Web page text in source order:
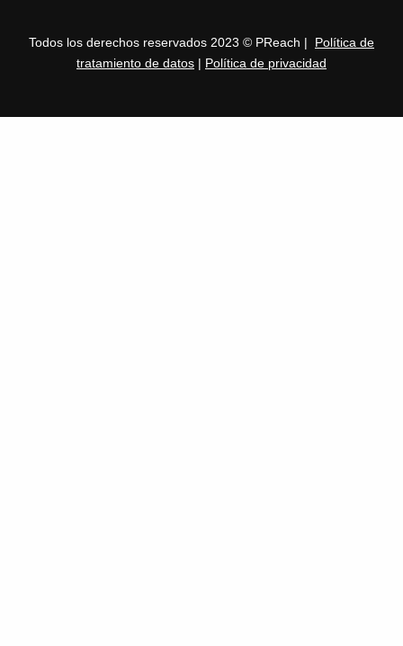
Todos los derechos reservados 2023 © PReach | Política de
tratamiento de datos | Política de privacidad